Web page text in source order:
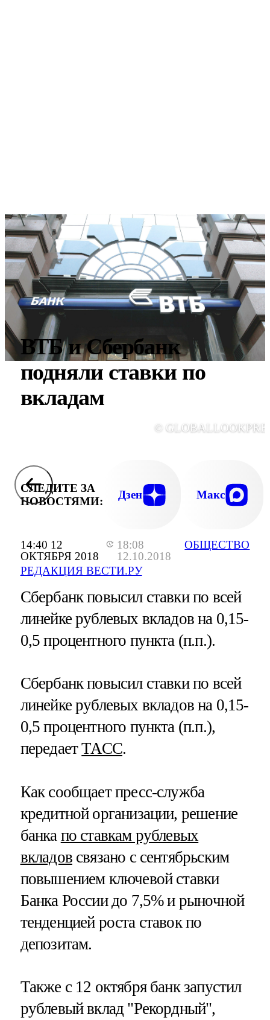
14:40 12
ОКТЯБРЯ 2018
18:08
12.10.2018
РЕДАКЦИЯ ВЕСТИ.РУ
ОБЩЕСТВО
ВТБ и Сбербанк
подняли ставки по
вкладам
©
СЛЕДИТЕ ЗА
НОВОСТЯМИ:
Дзен Макс
Сбербанк повысил ставки по всей
линейке рублевых вкладов на 0,15-
0,5 процентного пункта (п.п.).
Сбербанк повысил ставки по всей
линейке рублевых вкладов на 0,15-
0,5 процентного пункта (п.п.),
передаетТАСС.
Как сообщает пресс-служба
кредитной организации, решение
банка по ставкам рублевых
вкладовсвязано с сентябрьским
повышением ключевой ставки
Банка России до 7,5% и рыночной
тенденцией роста ставок по
депозитам.
Также с 12 октября банк запустил
рублевый вклад "Рекордный",